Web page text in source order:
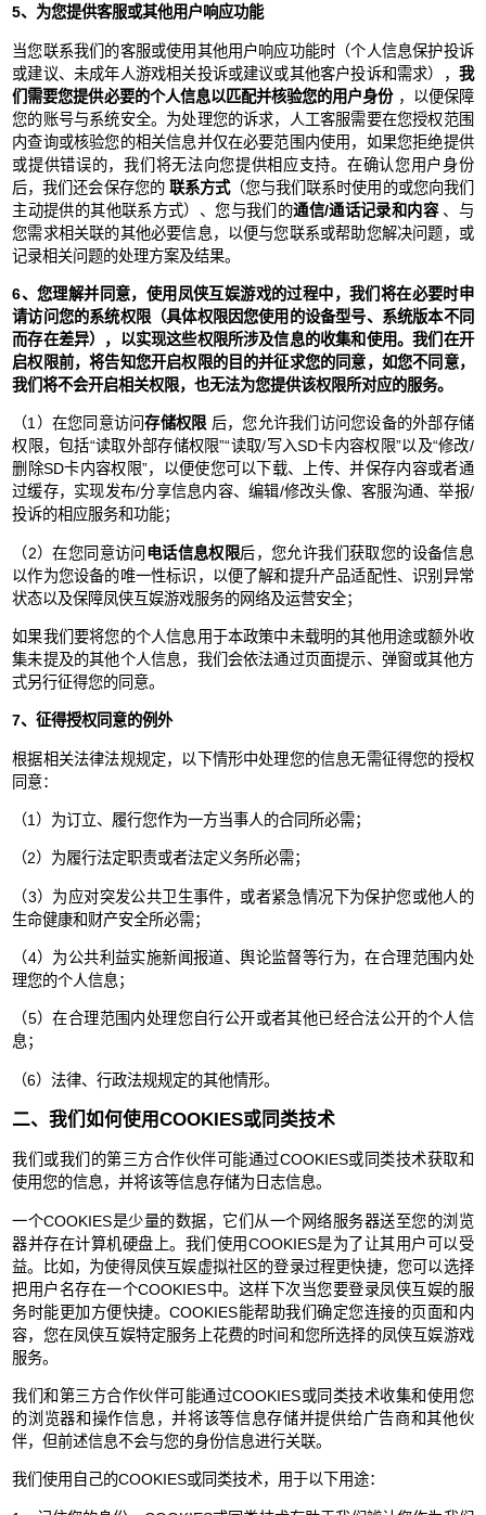
5、为您提供客服或其他用户响应功能
当您联系我们的客服或使用其他用户响应功能时（个人信息保护投诉
或建议、未成年人游戏相关投诉或建议或其他客户投诉和需求）， 我
们需要您提供必要的个人信息以匹配并核验您的用户身份，以便保障
您的账号与系统安全。为处理您的诉求，人工客服需要在您授权范围
内查询或核验您的相关信息并仅在必要范围内使用，如果您拒绝提供
或提供错误的，我们将无法向您提供相应支持。在确认您用户身份
后，我们还会保存您的 联系方式（您与我们联系时使用的或您向我们
主动提供的其他联系方式）、您与我们的通信/通话记录和内容、与
您需求相关联的其他必要信息，以便与您联系或帮助您解决问题，或
记录相关问题的处理方案及结果。
6、您理解并同意，使用凤侠互娱游戏的过程中，我们将在必要时申
请访问您的系统权限（具体权限因您使用的设备型号、系统版本不同
而存在差异），以实现这些权限所涉及信息的收集和使用。我们在开
启权限前，将告知您开启权限的目的并征求您的同意，如您不同意，
我们将不会开启相关权限，也无法为您提供该权限所对应的服务。
（1）在您同意访问存储权限 后，您允许我们访问您设备的外部存储
权限，包括“读取外部存储权限”“读取/写入SD卡内容权限”以及“修改/
删除SD卡内容权限”，以便使您可以下载、上传、并保存内容或者通
过缓存，实现发布/分享信息内容、编辑/修改头像、客服沟通、举报/
投诉的相应服务和功能；
（2）在您同意访问 电话信息权限后，您允许我们获取您的设备信息
以作为您设备的唯一性标识，以便了解和提升产品适配性、识别异常
状态以及保障凤侠互娱游戏服务的网络及运营安全；
如果我们要将您的个人信息用于本政策中未载明的其他用途或额外收
集未提及的其他个人信息，我们会依法通过页面提示、弹窗或其他方
式另行征得您的同意。
7、征得授权同意的例外
根据相关法律法规规定，以下情形中处理您的信息无需征得您的授权
同意：
（1）为订立、履行您作为一方当事人的合同所必需；
（2）为履行法定职责或者法定义务所必需；
（3）为应对突发公共卫生事件，或者紧急情况下为保护您或他人的
生命健康和财产安全所必需；
（4）为公共利益实施新闻报道、舆论监督等行为，在合理范围内处
理您的个人信息；
（5）在合理范围内处理您自行公开或者其他已经合法公开的个人信
息；
（6）法律、行政法规规定的其他情形。
二、我们如何使用COOKIES或同类技术
我们或我们的第三方合作伙伴可能通过COOKIES或同类技术获取和
使用您的信息，并将该等信息存储为日志信息。
一个COOKIES是少量的数据，它们从一个网络服务器送至您的浏览
器并存在计算机硬盘上。我们使用COOKIES是为了让其用户可以受
益。比如，为使得凤侠互娱虚拟社区的登录过程更快捷，您可以选择
把用户名存在一个COOKIES中。这样下次当您要登录凤侠互娱的服
务时能更加方便快捷。COOKIES能帮助我们确定您连接的页面和内
容，您在凤侠互娱特定服务上花费的时间和您所选择的凤侠互娱游戏
服务。
我们和第三方合作伙伴可能通过COOKIES或同类技术收集和使用您
的浏览器和操作信息，并将该等信息存储并提供给广告商和其他伙
伴，但前述信息不会与您的身份信息进行关联。
我们使用自己的COOKIES或同类技术，用于以下用途：